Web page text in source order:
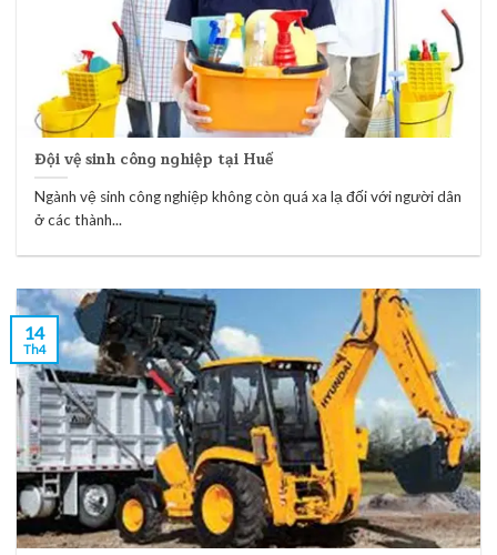
Đội vệ sinh công nghiệp tại Huế
Ngành vệ sinh công nghiệp không còn quá xa lạ đối với người dân
ở các thành...
14
Th4